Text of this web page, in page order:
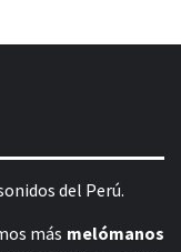
del Perú.
más melómanos